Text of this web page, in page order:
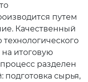
путем
Качественный
технологического
на итоговую
разделен
подготовка сырья,